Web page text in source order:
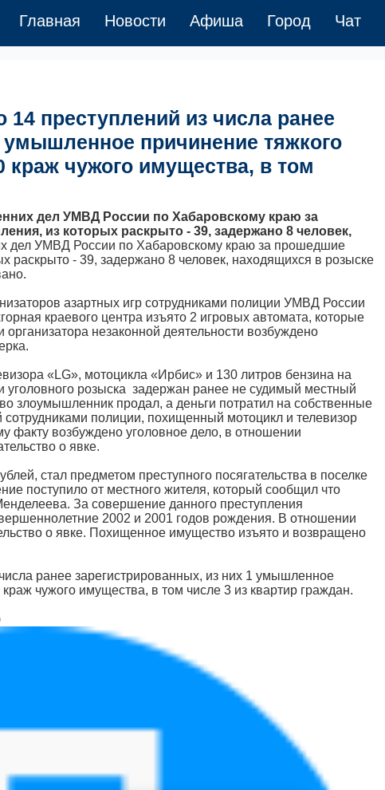
Главная Новости Афиша Город Чат
преступлений из числа ранее
умышленное причинение тяжкого
краж чужого имущества, в том
дел УМВД России по Хабаровскому краю за
из которых раскрыто - 39, задержано 8 человек,
дел УМВД России по Хабаровскому краю за прошедшие
раскрыто - 39, задержано 8 человек, находящихся в розыске
азартных игр сотрудниками полиции УМВД России
краевого центра изъято 2 игровых автомата, которые
незаконной деятельности возбуждено
«LG», мотоцикла «Ирбис» и 130 литров бензина на
розыска задержан ранее не судимый местный
злоумышленник продал, а деньги потратил на собственные
полиции, похищенный мотоцикл и телевизор
возбуждено уголовное дело, в отношении
о явке.
стал предметом преступного посягательства в поселке
поступило от местного жителя, который сообщил что
За совершение данного преступления
2002 и 2001 годов рождения. В отношении
о явке. Похищенное имущество изъято и возвращено
ранее зарегистрированных, из них 1 умышленное
чужого имущества, в том числе 3 из квартир граждан.